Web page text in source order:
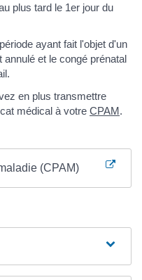
plus tard le 1er jour du
ayant fait l'objet d'un
et le congé prénatal
en plus transmettre
médical à votre CPAM.
(CPAM)